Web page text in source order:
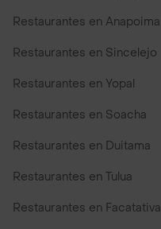
Restaurantes en Anapoima
Restaurantes en Sincelejo
Restaurantes en Yopal
Restaurantes en Soacha
Restaurantes en Duitama
Restaurantes en Tulua
Restaurantes en Facatativa